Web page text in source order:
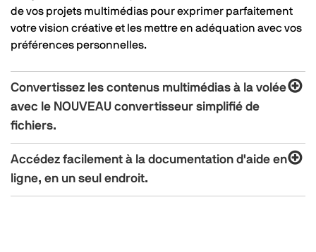
de vos projets multimédias pour exprimer parfaitement
votre vision créative et les mettre en adéquation avec vos
préférences personnelles.
Convertissez les contenus multimédias à la volée
avec le NOUVEAU convertisseur simplifié de
fichiers.
Accédez facilement à la documentation d'aide en
ligne, en un seul endroit.